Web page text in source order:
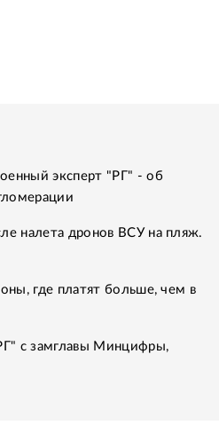
эксперт "РГ" - об
налета дронов ВСУ на пляж.
где платят больше, чем в
с замглавы Минцифры,